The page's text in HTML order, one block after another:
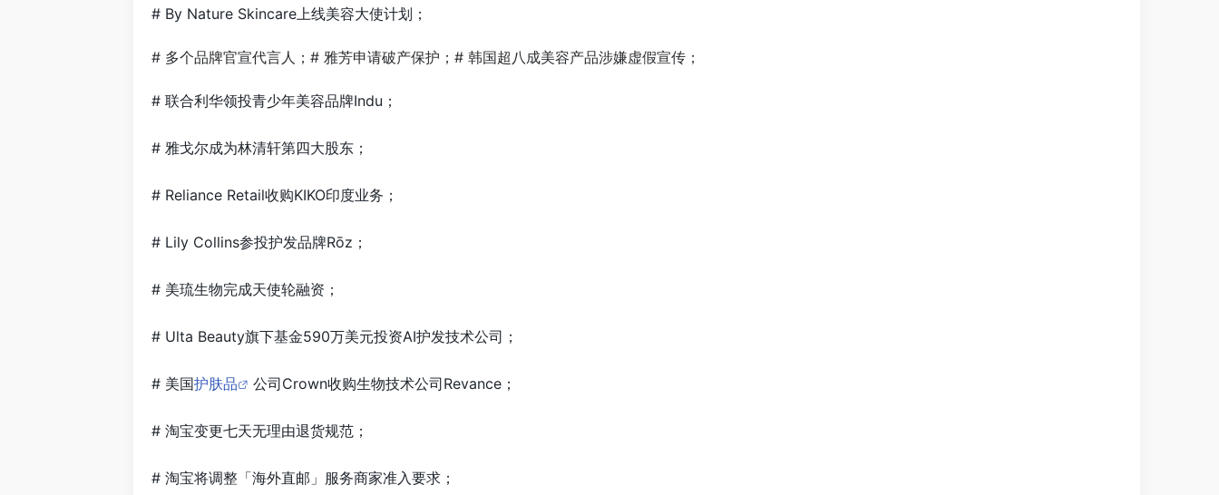
# By Nature Skincare上线美容大使计划；
# 多个品牌官宣代言人；# 雅芳申请破产保护；# 韩国超八成美容产品涉嫌虚假宣传；
# 联合利华领投青少年美容品牌Indu；
# 雅戈尔成为林清轩第四大股东；
# Reliance Retail收购KIKO印度业务；
# Lily Collins参投护发品牌Rōz；
# 美琉生物完成天使轮融资；
# Ulta Beauty旗下基金590万美元投资AI护发技术公司；
# 美国护肤品 公司Crown收购生物技术公司Revance；
# 淘宝变更七天无理由退货规范；
# 淘宝将调整「海外直邮」服务商家准入要求；